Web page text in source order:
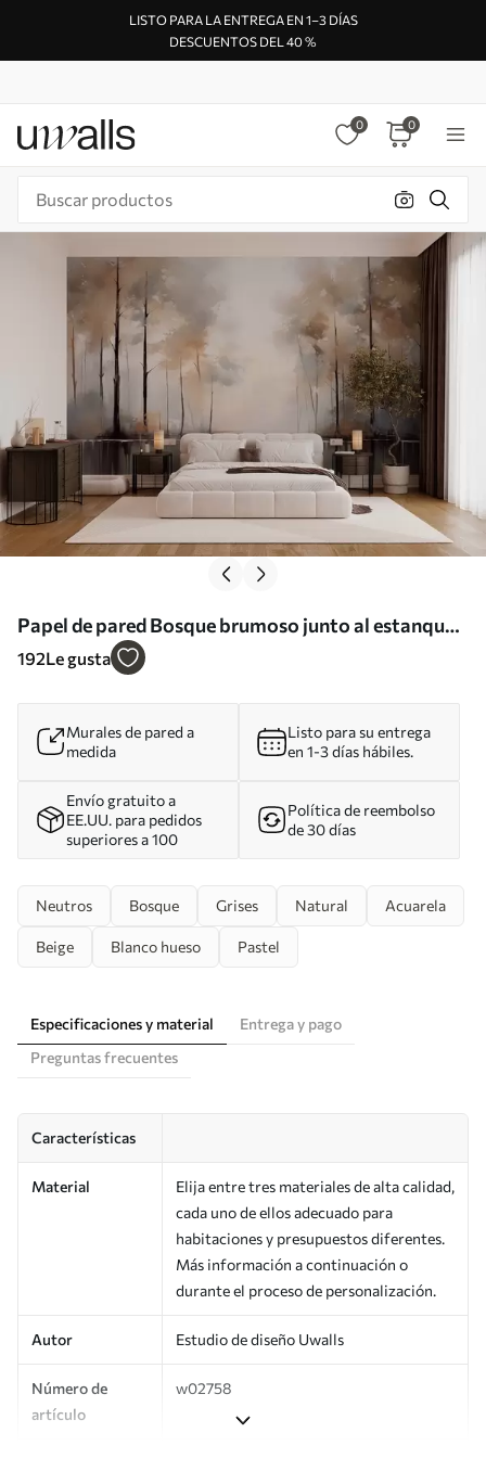
LISTO PARA LA ENTREGA EN 1–3 DÍAS
DESCUENTOS DEL 40 %
0 0
Papel de pared Bosque brumoso junto al estanque
Nr. w02758
192Le gusta
Murales de pared a
medida
Listo para su entrega
en 1-3 días hábiles.
Envío gratuito a
EE.UU. para pedidos
superiores a 100
Política de reembolso
de 30 días
Neutros Bosque Grises Natural Acuarela
Beige Blanco hueso Pastel
Especificaciones y material
Entrega y pago
Preguntas frecuentes
Características
Material
Elija entre tres materiales de alta calidad,
cada uno de ellos adecuado para
habitaciones y presupuestos diferentes.
Más información a continuación o
durante el proceso de personalización.
Autor Estudio de diseño Uwalls
Número de
artículo
w02758